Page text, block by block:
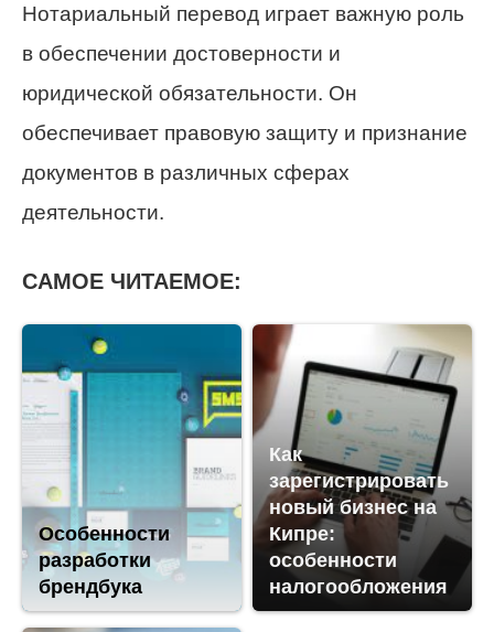
Нотариальный перевод играет важную роль
в обеспечении достоверности и
юридической обязательности. Он
обеспечивает правовую защиту и признание
документов в различных сферах
деятельности.
САМОЕ ЧИТАЕМОЕ:
Особенности
разработки
брендбука
Как
зарегистрировать
новый бизнес на
Кипре:
особенности
налогообложения